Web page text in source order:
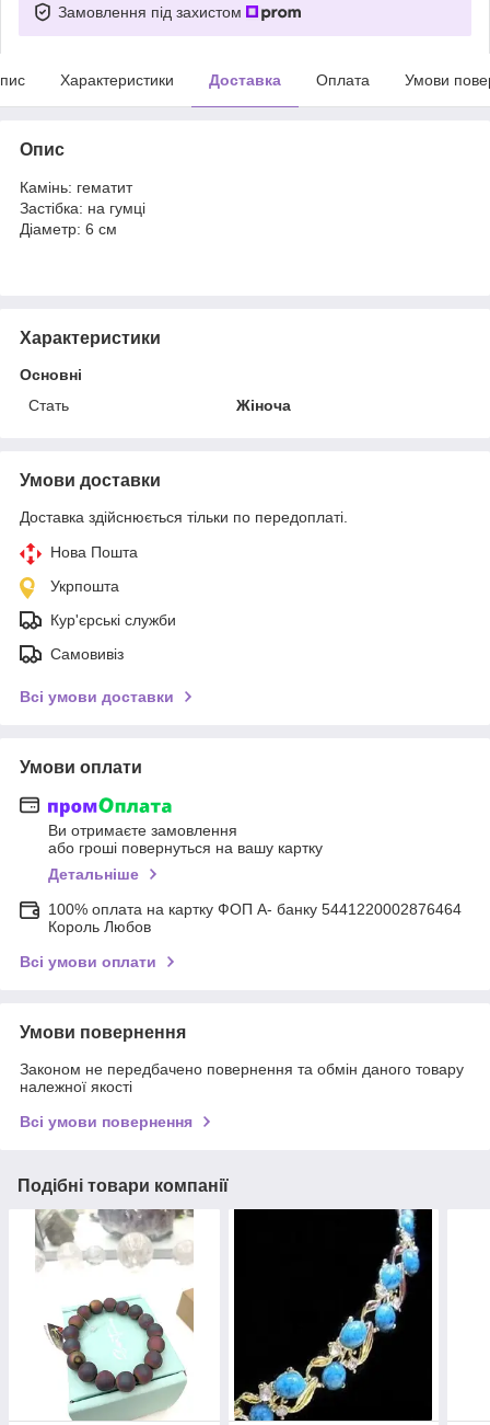
Замовлення під захистом
Характеристики Доставка Оплата Умови
Опис
Камінь: гематит
Застібка: на гумці
Діаметр: 6 см
Характеристики
Основні
Стать
Жіноча
Умови доставки
Доставка здійснюється тільки по передоплаті.
Нова Пошта
Укрпошта
Кур'єрські служби
Самовивіз
Всі умови доставки
Умови оплати
Ви отримаєте замовлення
або гроші повернуться на вашу картку
Детальніше
100% оплата на картку ФОП А- банку 5441220002876464
Король Любов
Всі умови оплати
Умови повернення
Законом не передбачено повернення та обмін даного товару
належної якості
Всі умови повернення
Подібні товари компанії